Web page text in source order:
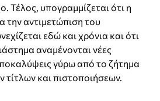
Τέλος, υπογραμμίζεται ότι η
την αντιμετώπιση του
εδώ και χρόνια και ότι
αναμένονται νέες
γύρω από το ζήτημα
και πιστοποιήσεων.